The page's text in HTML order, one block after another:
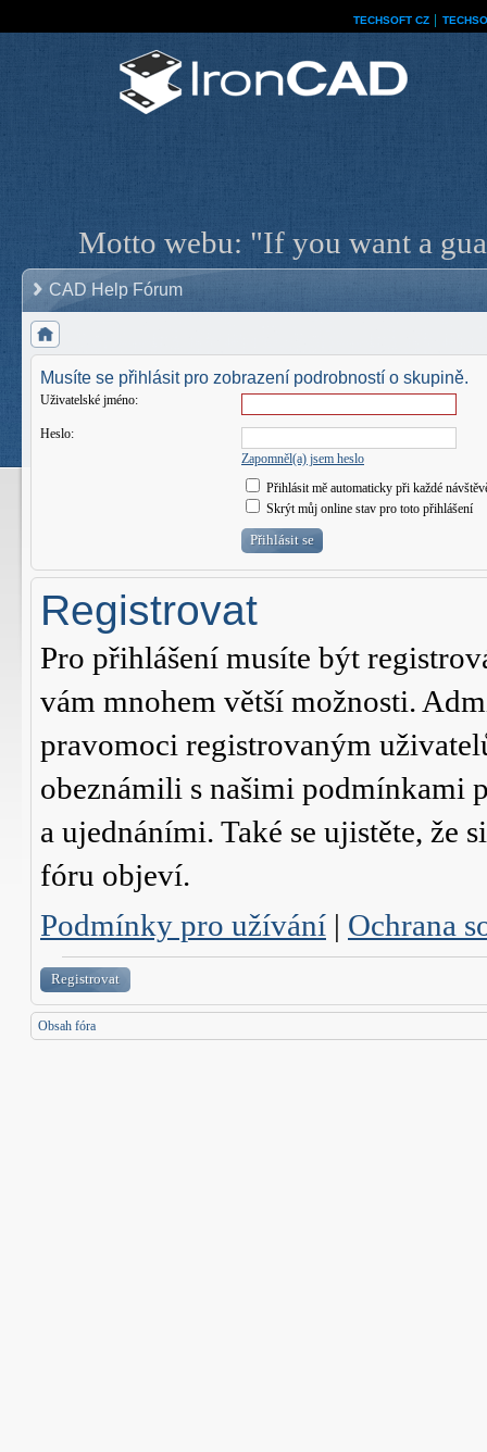
TECHSOFT CZ
Motto webu: "If you want a
CAD Help Fórum
Musíte se přihlásit pro zobrazení podrobností o skupině.
Uživatelské jméno:
Heslo:
Zapomněl(a) jsem heslo
Přihlásit mě automaticky při každé
Skrýt můj online stav pro toto přihlášení
Registrovat
Pro přihlášení musíte být
vám mnohem větší možnosti.
pravomoci registrovaným
obeznámili s našimi podmínkami
a ujednáními. Také se ujistěte, že
fóru objeví.
Podmínky pro užívání | Ochrana
Registrovat
Obsah fóra